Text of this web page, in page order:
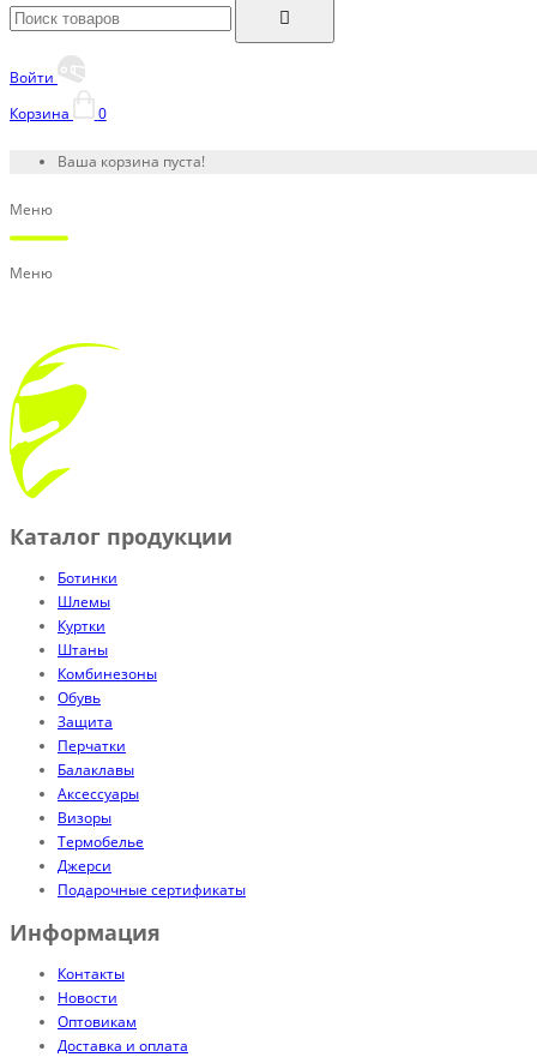
Войти
Корзина
0
Ваша корзина пуста!
Меню
Меню
Каталог продукции
Ботинки
Шлемы
Куртки
Штаны
Комбинезоны
Обувь
Защита
Перчатки
Балаклавы
Аксессуары
Визоры
Термобелье
Джерси
Подарочные сертификаты
Информация
Контакты
Новости
Оптовикам
Доставка и оплата